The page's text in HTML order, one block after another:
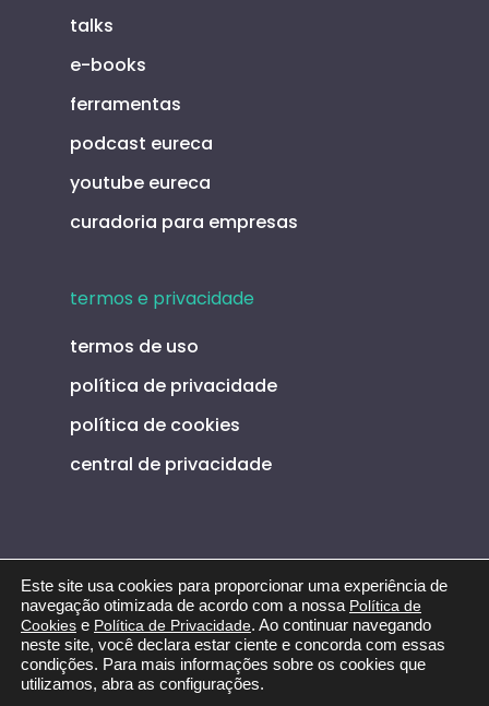
talks
e-books
ferramentas
podcast eureca
youtube eureca
curadoria para empresas
termos e privacidade
termos de uso
política de privacidade
política de cookies
central de privacidade
© 2026 Eureca. Todos os direitos reservados CNPJ:
09.470.070/0001-88 | Site desenvolvido por
Consultoria Foka
Este site usa cookies para proporcionar uma experiência de
navegação otimizada de acordo com a nossa Política de
Cookies e Política de Privacidade. Ao continuar navegando
neste site, você declara estar ciente e concorda com essas
condições. Para mais informações sobre os cookies que
utilizamos, abra as configurações.